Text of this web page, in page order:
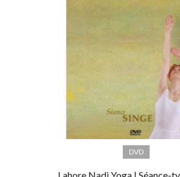
DVD